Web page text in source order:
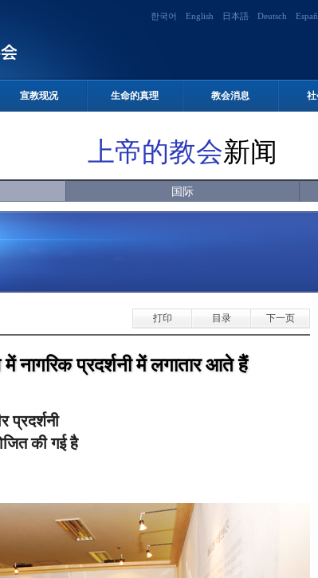
한국어 English 日本語 Deutsch
宣教现况 生命的真理 教会消息 社
上帝的教会新闻
国际
打印 目录 下一页
में नागरिक प्रदर्शनी में लगातार आते हैं
प्रदर्शनी
की गई है